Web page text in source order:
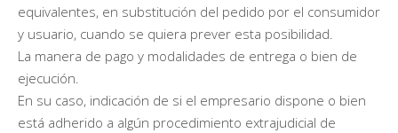
equivalentes, en substitución del pedido por el consumidor
y usuario, cuando se quiera prever esta posibilidad.
La manera de pago y modalidades de entrega o bien de
ejecución.
En su caso, indicación de si el empresario dispone o bien
está adherido a algún procedimiento extrajudicial de